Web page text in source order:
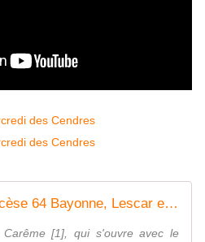
Vivre le Carême - Diocèse 64 Bayonne, Lescar et Oloron
[1], qui s'ouvre avec le